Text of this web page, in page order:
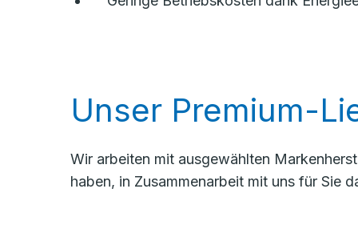
Unser Premium-
Wir arbeiten mit ausgewählten
haben, in Zusammenarbeit mit uns für Sie